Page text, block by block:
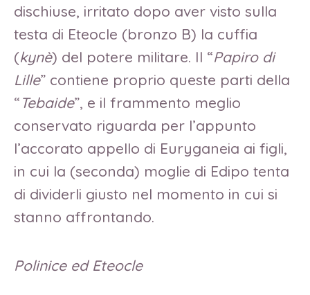
dischiuse, irritato dopo aver visto sulla
testa di Eteocle (bronzo B) la cuffia
(kynè) del potere militare. Il “Papiro di
Lille” contiene proprio queste parti della
“Tebaide”, e il frammento meglio
conservato riguarda per l’appunto
l’accorato appello di Euryganeia ai figli,
in cui la (seconda) moglie di Edipo tenta
di dividerli giusto nel momento in cui si
stanno affrontando.
Polinice ed Eteocle